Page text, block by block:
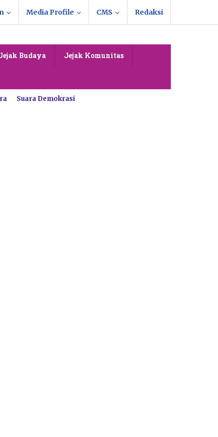
Media Profile CMS Redaksi
Budaya Jejak Komunitas
Suara Demokrasi